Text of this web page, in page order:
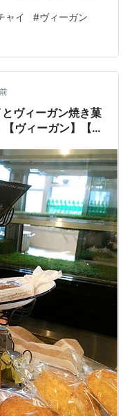
様子。 、、、うちも
ごしたり、小学生の
。なつかしい！！じ
りにして、、 ドリン
豆乳にできるので、
ャイ #ヴィーガン
ヴィーガン焼き菓
ヴィーガン】【豆